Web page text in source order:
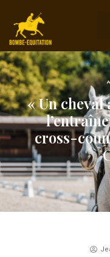
« Un cheval
cross-